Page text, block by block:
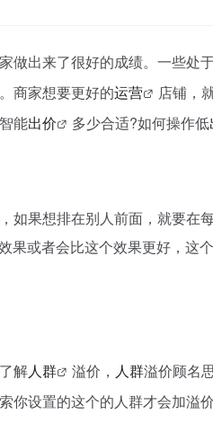
做出来了很好的成绩。一些处
商家想要更好的运营 店铺，
智能出价 多少合适?如何操作低
如果想排在别人前面，就要在
果或者会比这个效果更好，这
解人群 溢价， 人群溢价顾名
你设置的这个的人群才会加溢